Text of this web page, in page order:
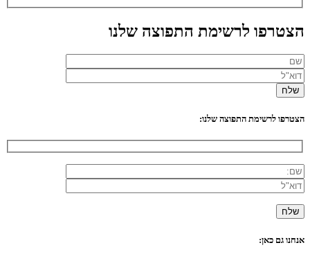
הצטרפו לרשימת התפוצה שלנו
הצטרפו לרשימת התפוצה שלנו:
אנחנו גם כאן: